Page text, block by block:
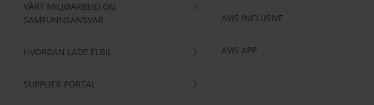
VÅRT MILJØARBEID OG
SAMFUNNSANSVAR
HVORDAN LADE ELBIL
SUPPLIER PORTAL
AVIS INCLUSIVE
AVIS APP